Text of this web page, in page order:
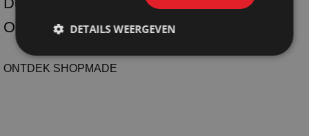
One-stop-shoping
ONTDEK SHOPMADE
DETAILS WEERGEVEN